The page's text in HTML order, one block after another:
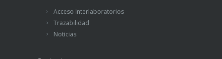
Acceso Interlaboratorios
Trazabilidad
Noticias